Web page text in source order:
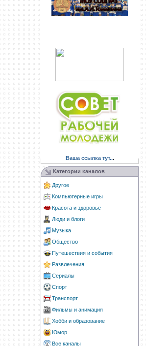
Ваша ссылка тут...
Категории каналов
Другое
Компьютерные игры
Красота и здоровье
Люди и блоги
Музыка
Общество
Путешествия и события
Развлечения
Сериалы
Спорт
Транспорт
Фильмы и анимация
Хобби и образование
Юмор
Все каналы